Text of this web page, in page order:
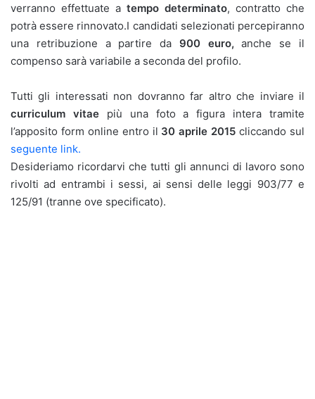
verranno effettuate a tempo determinato, contratto che
potrà essere rinnovato.I candidati selezionati percepiranno
una retribuzione a partire da 900 euro, anche se il
compenso sarà variabile a seconda del profilo.
Tutti gli interessati non dovranno far altro che inviare il
curriculum vitaepiù una foto a figura intera tramite
l’apposito form online entro il 30 aprile 2015 cliccando sul
seguente link.
Desideriamo ricordarvi che tutti gli annunci di lavoro sono
rivolti ad entrambi i sessi, ai sensi delle leggi 903/77 e
125/91 (tranne ove specificato).